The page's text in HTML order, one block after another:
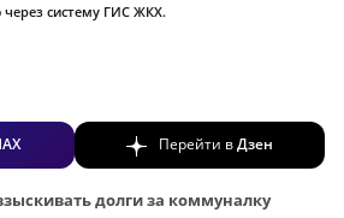
систему ГИС ЖКХ.
Перейти вДзен
долги за коммуналку